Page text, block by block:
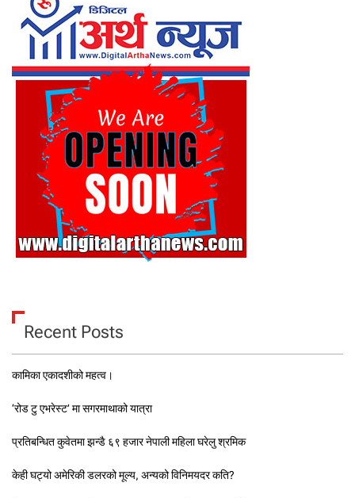
Recent Posts
कामिका एकादशीको महत्व।
‘रोड टु एभरेस्ट’ मा सगरमाथाको यात्रा
प्रतिबन्धित कुवेतमा झन्डै ६९ हजार नेपाली महिला घरेलु श्रमिक
केही घट्यो अमेरिकी डलरको मूल्य, अन्यको विनिमयदर कति?